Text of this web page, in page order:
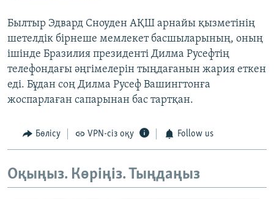
Былтыр Эдвард Сноуден АҚШ арнайы қызметінің
шетелдік бірнеше мемлекет басшыларының, оның
ішінде Бразилия президенті Дилма Русефтің
телефондағы әңгімелерін тыңдағанын жария еткен
еді. Бұдан соң Дилма Русеф Вашингтонға
жоспарлаған сапарынан бас тартқан.
Бөлісу VPN-сіз оқу Follow us
Оқыңыз. Көріңіз. Тыңдаңыз